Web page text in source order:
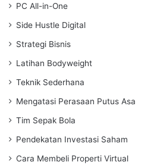
PC All-in-One
Side Hustle Digital
Strategi Bisnis
Latihan Bodyweight
Teknik Sederhana
Mengatasi Perasaan Putus Asa
Tim Sepak Bola
Pendekatan Investasi Saham
Cara Membeli Properti Virtual